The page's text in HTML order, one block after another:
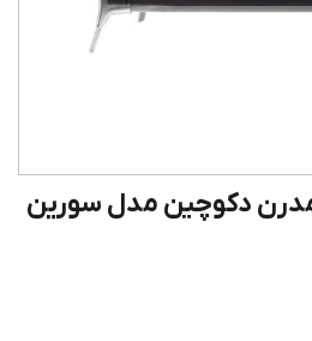
مدرن دکوچین مدل سورین